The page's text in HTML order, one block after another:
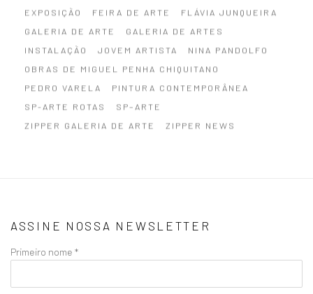
EXPOSIÇÃO
FEIRA DE ARTE
FLÁVIA JUNQUEIRA
GALERIA DE ARTE
GALERIA DE ARTES
INSTALAÇÃO
JOVEM ARTISTA
NINA PANDOLFO
OBRAS DE MIGUEL PENHA CHIQUITANO
PEDRO VARELA
PINTURA CONTEMPORÂNEA
SP-ARTE ROTAS
SP–ARTE
ZIPPER GALERIA DE ARTE
ZIPPER NEWS
ASSINE NOSSA NEWSLETTER
Primeiro nome *